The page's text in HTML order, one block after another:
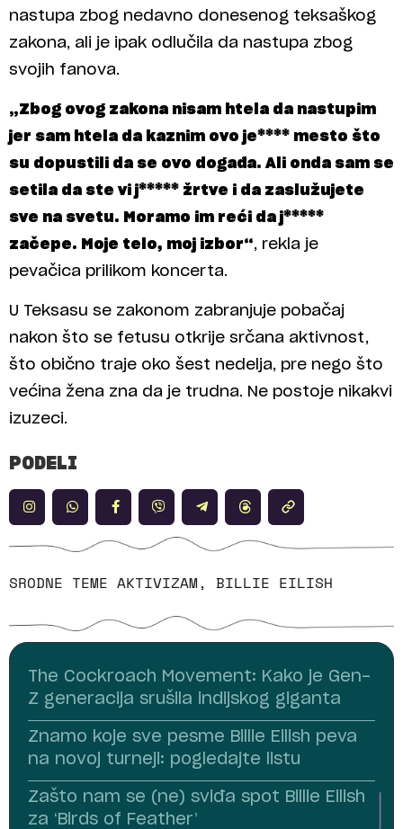
nastupa zbog nedavno donesenog teksaškog
zakona, ali je ipak odlučila da nastupa zbog
svojih fanova.
„Zbog ovog zakona nisam htela da nastupim
jer sam htela da kaznim ovo je**** mesto što
su dopustili da se ovo događa. Ali onda sam se
setila da ste vi j***** žrtve i da zaslužujete
sve na svetu. Moramo im reći da j*****
začepe. Moje telo, moj izbor“, rekla je
pevačica prilikom koncerta.
U Teksasu se zakonom zabranjuje pobačaj
nakon što se fetusu otkrije srčana aktivnost,
što obično traje oko šest nedelja, pre nego što
većina žena zna da je trudna. Ne postoje nikakvi
izuzeci.
PODELI
SRODNE TEME AKTIVIZAM, BILLIE EILISH
The Cockroach Movement: Kako je Gen-
Z generacija srušila indijskog giganta
Znamo koje sve pesme Billie Eilish peva
na novoj turneji: pogledajte listu
Zašto nam se (ne) sviđa spot Billie Eilish
za ‘Birds of Feather’